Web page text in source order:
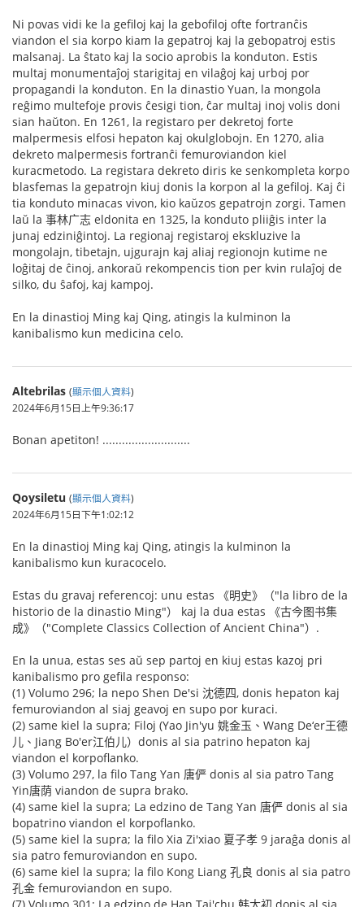
Ni povas vidi ke la gefiloj kaj la gebofiloj ofte fortranĉis
viandon el sia korpo kiam la gepatroj kaj la gebopatroj estis
malsanaj. La ŝtato kaj la socio aprobis la konduton. Estis
multaj monumentaĵoj starigitaj en vilaĝoj kaj urboj por
propagandi la konduton. En la dinastio Yuan, la mongola
reĝimo multefoje provis ĉesigi tion, ĉar multaj inoj volis doni
sian haŭton. En 1261, la registaro per dekretoj forte
malpermesis elfosi hepaton kaj okulglobojn. En 1270, alia
dekreto malpermesis fortranĉi femuroviandon kiel
kuracmetodo. La registara dekreto diris ke senkompleta korpo
blasfemas la gepatrojn kiuj donis la korpon al la gefiloj. Kaj ĉi
tia konduto minacas vivon, kio kaŭzos gepatrojn zorgi. Tamen
laŭ la 事林广志 eldonita en 1325, la konduto pliiĝis inter la
junaj edziniĝintoj. La regionaj registaroj ekskluzive la
mongolajn, tibetajn, ujgurajn kaj aliaj regionojn kutime ne
loĝitaj de ĉinoj, ankoraŭ rekompencis tion per kvin rulaĵoj de
silko, du ŝafoj, kaj kampoj.
En la dinastioj Ming kaj Qing, atingis la kulminon la
kanibalismo kun medicina celo.
Altebrilas (顯示個人資料)
2024年6月15日上午9:36:17
Bonan apetiton! ...........................
Qoysiletu (顯示個人資料)
2024年6月15日下午1:02:12
En la dinastioj Ming kaj Qing, atingis la kulminon la
kanibalismo kun kuracocelo.
Estas du gravaj referencoj: unu estas 《明史》（"la libro de la
historio de la dinastio Ming"） kaj la dua estas 《古今图书集
成》（"Complete Classics Collection of Ancient China"）.
En la unua, estas ses aŭ sep partoj en kiuj estas kazoj pri
kanibalismo pro gefila responso:
(1) Volumo 296; la nepo Shen De'si 沈德四, donis hepaton kaj
femuroviandon al siaj geavoj en supo por kuraci.
(2) same kiel la supra; Filoj (Yao Jin'yu 姚金玉、Wang De‘er王德
儿、Jiang Bo'er江伯儿）donis al sia patrino hepaton kaj
viandon el korpoflanko.
(3) Volumo 297, la filo Tang Yan 唐俨 donis al sia patro Tang
Yin唐荫 viandon de supra brako.
(4) same kiel la supra; La edzino de Tang Yan 唐俨 donis al sia
bopatrino viandon el korpoflanko.
(5) same kiel la supra; la filo Xia Zi'xiao 夏子孝 9 jaraĝa donis al
sia patro femuroviandon en supo.
(6) same kiel la supra; la filo Kong Liang 孔良 donis al sia patro
孔金 femuroviandon en supo.